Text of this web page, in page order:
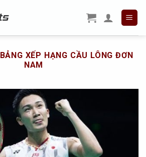
BẢNG XẾP HẠNG CẦU LÔNG ĐƠN
NAM